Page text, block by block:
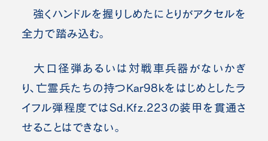
強くハンドルを握りしめたにとりがアクセルを
全力で踏み込む。
大口径弾あるいは対戦車兵器がないかぎ
り、亡霊兵たちの持つKar98kをはじめとしたラ
イフル弾程度ではSd.Kfz.223の装甲を貫通さ
せることはできない。